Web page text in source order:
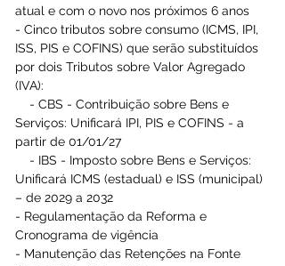
atual e com o novo nos próximos 6 anos
- Cinco tributos sobre consumo (ICMS, IPI,
ISS, PIS e COFINS) que serão substituídos
por dois Tributos sobre Valor Agregado
(IVA):
- CBS - Contribuição sobre Bens e
Serviços: Unificará IPI, PIS e COFINS - a
partir de 01/01/27
- IBS - Imposto sobre Bens e Serviços:
Unificará ICMS (estadual) e ISS (municipal)
– de 2029 a 2032
- Regulamentação da Reforma e
Cronograma de vigência
- Manutenção das Retenções na Fonte